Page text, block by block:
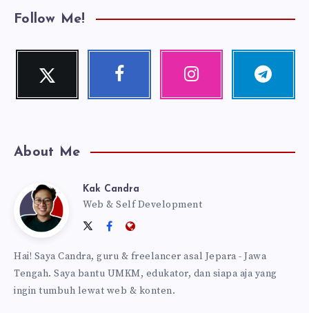
Follow Me!
Twitter
Follow
Facebook Instagram Telegram
Follow
About Me
Kak
Candra
Kak Candra
Web & Self Development
Follow
on
Follow
Facebook
Website:
Hai! Saya Candra, guru & freelancer asal Jepara - Jawa
Tengah. Saya bantu UMKM, edukator, dan siapa aja yang
ingin tumbuh lewat web & konten.